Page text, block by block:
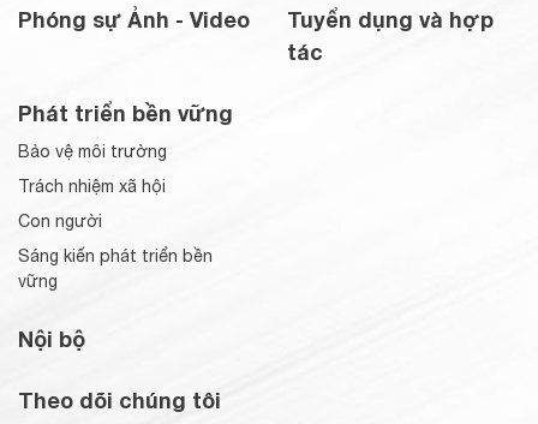
Phóng sự Ảnh - Video
Tuyển dụng và hợp
tác
Phát triển bền vững
Bảo vệ môi trường
Trách nhiệm xã hội
Con người
Sáng kiến phát triển bền
vững
Nội bộ
Theo dõi chúng tôi